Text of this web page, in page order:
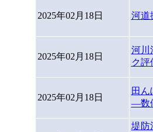
2025年02月18日 河道
2025年02月18日
河川
ク評
2025年02月18日
田ん
―数
堤防